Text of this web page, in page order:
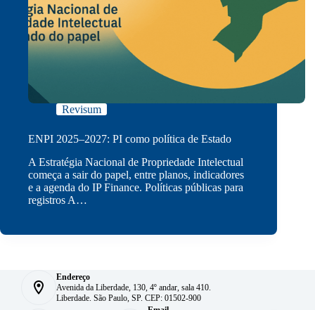
Revisum
ENPI 2025–2027: PI como política de Estado
A Estratégia Nacional de Propriedade Intelectual
começa a sair do papel, entre planos, indicadores
e a agenda do IP Finance. Políticas públicas para
registros A…
Endereço
Avenida da Liberdade, 130, 4º andar, sala 410.
Liberdade. São Paulo, SP. CEP: 01502-900